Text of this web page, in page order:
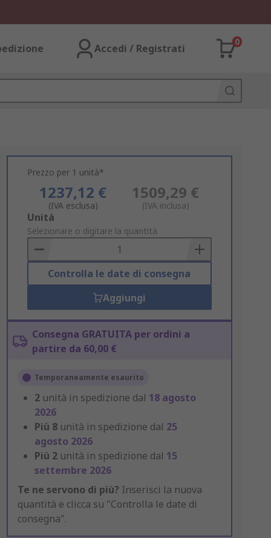
Accedi / Registrati
0
Prezzo per 1 unità*
1237,12 €
(IVA esclusa)
1509,29 €
(IVA inclusa)
Add
to
Basket
Unità
Selezionare o digitare la quantità
Controlla le date di consegna
Aggiungi
Consegna GRATUITA per ordini a
partire da 60,00 €
Temporaneamente esaurito
2 unità in spedizione dal 18 agosto
2026
Più 8 unità in spedizione dal 25
agosto 2026
Più 2 unità in spedizione dal 15
settembre 2026
Te ne servono di più? Inserisci la nuova
quantità e clicca su "Controlla le date di
consegna".